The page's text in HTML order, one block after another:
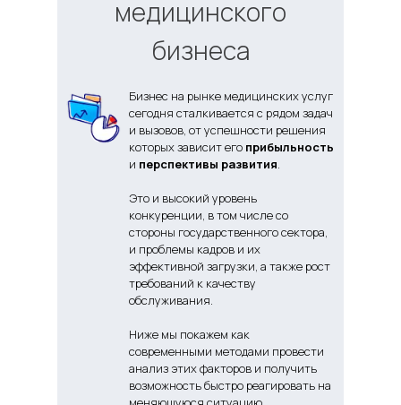
согласие на обработку персональных данных
Отправить заявку
медицинского
бизнеса
Бизнес на рынке медицинских услуг
сегодня сталкивается с рядом задач
и вызовов, от успешности решения
которых зависит его прибыльность
и перспективы развития.
Это и высокий уровень
конкуренции, в том числе со
стороны государственного сектора,
и проблемы кадров и их
эффективной загрузки, а также рост
требований к качеству
обслуживания.
Ниже мы покажем как
современными методами провести
анализ этих факторов и получить
возможность быстро реагировать на